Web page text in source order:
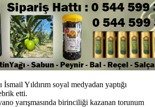
İsmail Yıldırım soyal medyadan yaptığı
etti.
yarışmasında birinciliği kazanan torunum